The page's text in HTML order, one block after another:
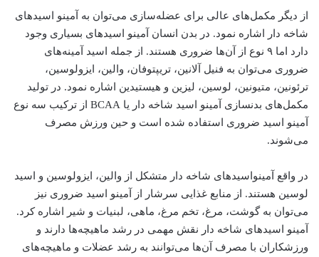
از دیگر مکمل‌های عالی برای عضله‌سازی‌ می‌توان به آمینو اسیدهای
شاخه دار اشاره نمود. در بدن انسان آمینو اسیدهای بسیاری وجود
دارد اما ۹ نوع از آن‌ها ضروری هستند. از جمله اسید آمینه‌های
ضروری‌ می‌توان به فنیل آلانین، تریپتوفان، والین، ایزولوسین،
ترئونین، متیونین، لوسین، لیزین و هیستیدین اشاره نمود. در تولید
مکمل‌های بدنسازی آمینو اسید شاخه دار یا BCAA از ترکیب سه نوع
آمینو اسید ضروری استفاده شده است و حین ورزش مصرف‌
می‌شوند.
در واقع آمینواسیدهای شاخه دار متشکل از والین، ایزولوسین و اسید
لوسین هستند. از منابع غذایی سرشار از آمینو اسید ضروری نیز‌
می‌توان به گوشت، مرغ، تخم مرغ، ماهی، لبنیات و شیر اشاره کرد.
آمینو اسیدهای شاخه دار نقش مهمی در رشد ماهیچه‌ها دارند و
ورزشکاران با مصرف آن‌ها‌ می‌توانند به رشد عضلات و ماهیچه‌های